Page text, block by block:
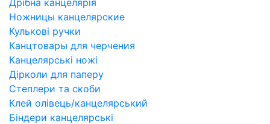
Ножницы канцелярские
Кулькові ручки
Канцтовары для черчения
Канцелярські ножі
Дірколи для паперу
Степлери та скоби
Клей олівець/канцелярський
Біндери канцелярські